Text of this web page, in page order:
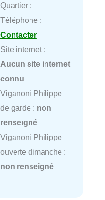
Quartier :
Téléphone :
Contacter
Site internet :
Aucun site internet
connu
Viganoni Philippe
de garde : non
renseigné
Viganoni Philippe
ouverte dimanche :
non renseigné